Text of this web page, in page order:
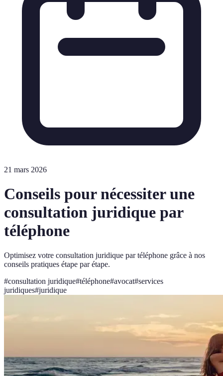
21 mars 2026
Conseils pour nécessiter une
consultation juridique par
téléphone
Optimisez votre consultation juridique par téléphone grâce à nos
conseils pratiques étape par étape.
#consultation juridique#téléphone#avocat#services
juridiques#juridique